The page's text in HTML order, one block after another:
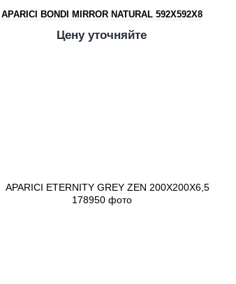
APARICI BONDI MIRROR NATURAL 592X592X8
Цену уточняйте